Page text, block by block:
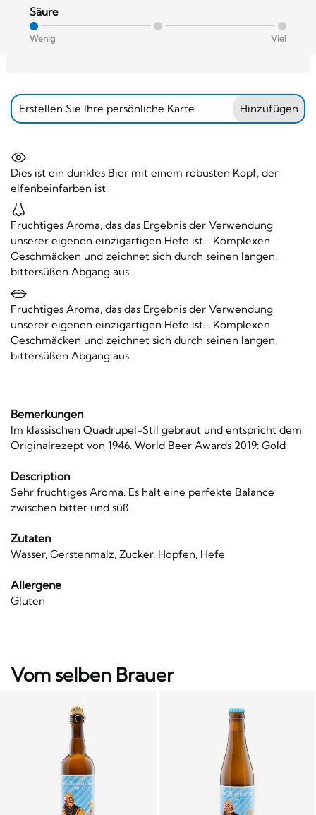
Säure
Wenig Viel
Erstellen Sie Ihre persönliche Karte Hinzufügen
Dies ist ein dunkles Bier mit einem robusten Kopf, der
elfenbeinfarben ist.
Fruchtiges Aroma, das das Ergebnis der Verwendung
unserer eigenen einzigartigen Hefe ist. , Komplexen
Geschmäcken und zeichnet sich durch seinen langen,
bittersüßen Abgang aus.
Fruchtiges Aroma, das das Ergebnis der Verwendung
unserer eigenen einzigartigen Hefe ist. , Komplexen
Geschmäcken und zeichnet sich durch seinen langen,
bittersüßen Abgang aus.
Bemerkungen
Im klassischen Quadrupel-Stil gebraut und entspricht dem
Originalrezept von 1946. World Beer Awards 2019: Gold
Description
Sehr fruchtiges Aroma. Es hält eine perfekte Balance
zwischen bitter und süß.
Zutaten
Wasser, Gerstenmalz, Zucker, Hopfen, Hefe
Allergene
Gluten
Vom selben Brauer